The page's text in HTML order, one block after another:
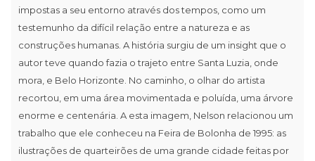
impostas a seu entorno através dos tempos, como um
testemunho da difícil relação entre a natureza e as
construções humanas. A história surgiu de um insight que o
autor teve quando fazia o trajeto entre Santa Luzia, onde
mora, e Belo Horizonte. No caminho, o olhar do artista
recortou, em uma área movimentada e poluída, uma árvore
enorme e centenária. A esta imagem, Nelson relacionou um
trabalho que ele conheceu na Feira de Bolonha de 1995: as
ilustrações de quarteirões de uma grande cidade feitas por